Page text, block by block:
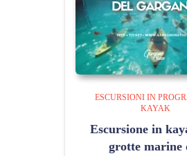
ESCURSIONI IN
KAYAK
Escursione in
grotte marine